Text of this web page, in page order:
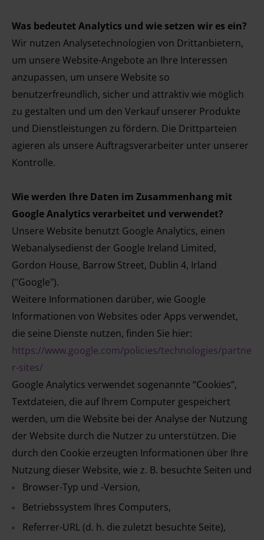
Was bedeutet Analytics und wie setzen wir es ein?
Wir nutzen Analysetechnologien von Drittanbietern,
um unsere Website-Angebote an Ihre Interessen
anzupassen, um unsere Website so
benutzerfreundlich, sicher und attraktiv wie möglich
zu gestalten und um den Verkauf unserer Produkte
und Dienstleistungen zu fördern. Die Drittparteien
agieren als unsere Auftragsverarbeiter unter unserer
Kontrolle.
Wie werden Ihre Daten im Zusammenhang mit
Google Analytics verarbeitet und verwendet?
Unsere Website benutzt Google Analytics, einen
Webanalysedienst der Google Ireland Limited,
Gordon House, Barrow Street, Dublin 4, Irland
("Google").
Weitere Informationen darüber, wie Google
Informationen von Websites oder Apps verwendet,
die seine Dienste nutzen, finden Sie hier:
https://www.google.com/policies/technologies/partne
r-sites/
Google Analytics verwendet sogenannte “Cookies”,
Textdateien, die auf Ihrem Computer gespeichert
werden, um die Website bei der Analyse der Nutzung
der Website durch die Nutzer zu unterstützen. Die
durch den Cookie erzeugten Informationen über Ihre
Nutzung dieser Website, wie z. B. besuchte Seiten und
Browser-Typ und -Version,
Betriebssystem Ihres Computers,
Referrer-URL (d. h. die zuletzt besuchte Seite),